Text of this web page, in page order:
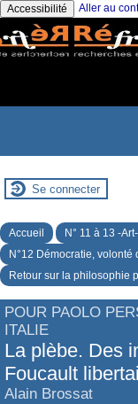
Accessibilité Aller au
Se connecter
Accueil
N° 11 à 13 -
N°12 Démocratie, volonté
Retour sur la philosophie
POUR PAOLO
ITALIE
La plèbe. Des
Foucault
Alain Brossat